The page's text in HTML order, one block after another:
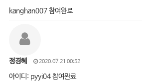
kanghan007 참여완료
정경혜 2020.07.21 00:52
아이디: pyyi04 참여완료